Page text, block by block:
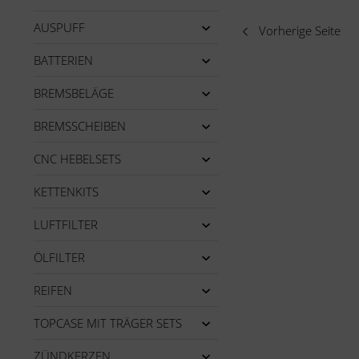
AUSPUFF
BATTERIEN
BREMSBELÄGE
BREMSSCHEIBEN
CNC HEBELSETS
KETTENKITS
LUFTFILTER
ÖLFILTER
REIFEN
TOPCASE MIT TRÄGER SETS
ZÜNDKERZEN
Vorherige Seite